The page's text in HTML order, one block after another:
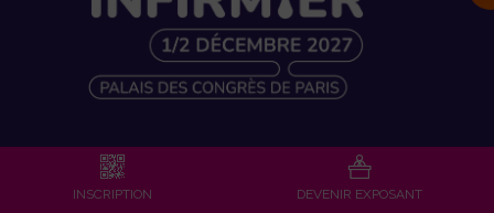
INSCRIPTION DEVENIR EXPOSANT